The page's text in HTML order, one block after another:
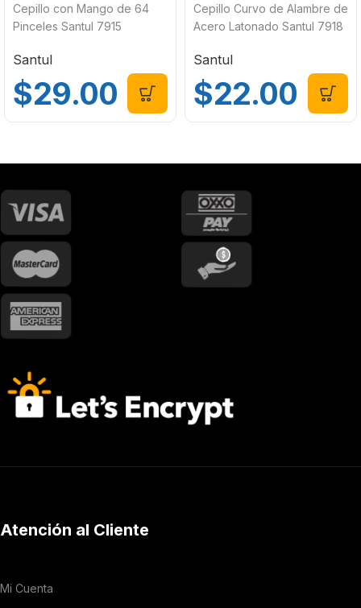
Cepillo con Mango de 64
Pinceles Santul 7915
Santul
$29.00
Cepillo Curvo de Alambre de
Acero Latonado Santul 7918
Santul
$22.00
Atención al Cliente
Mi Cuenta